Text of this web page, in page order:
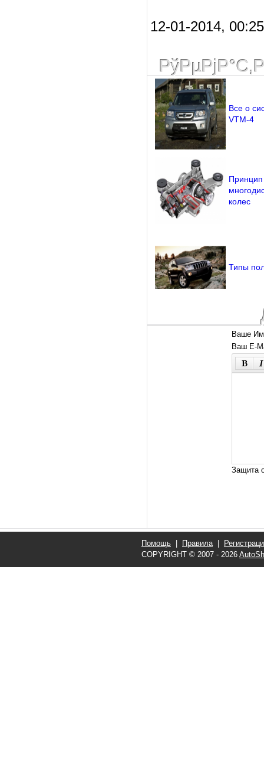
12-01-2014,
Все о
VTM-4
Принцип
колес
Типы
Ваше
Ваш E-
Защита
Помощь Правила|
COPYRIGHT © 2007 - 2026